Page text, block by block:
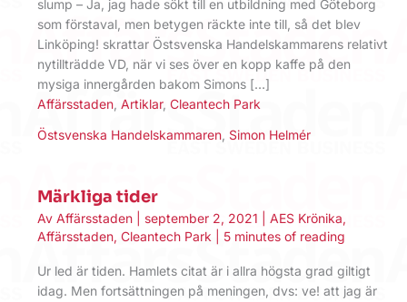
slump – Ja, jag hade sökt till en utbildning med Göteborg
som förstaval, men betygen räckte inte till, så det blev
Linköping! skrattar Östsvenska Handelskammarens relativt
nytillträdde VD, när vi ses över en kopp kaffe på den
mysiga innergården bakom Simons […]
Affärsstaden Artiklar, Cleantech Park
Östsvenska Handelskammaren Simon Helmér
Märkliga tider
Av Affärsstaden september 2, 2021 AES Krönika,
Affärsstaden, Cleantech Park 5 minutes of reading
Ur led är tiden. Hamlets citat är i allra högsta grad giltigt
idag. Men fortsättningen på meningen, dvs: ve! att jag är